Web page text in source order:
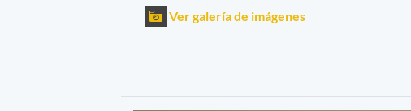
Ver galería de imágenes